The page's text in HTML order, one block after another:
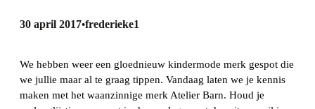
30 april 2017•frederieke1
We hebben weer een gloednieuw kindermode merk gespot die
we jullie maar al te graag tippen. Vandaag laten we je kennis
maken met het waanzinnige merk Atelier Barn. Houd je